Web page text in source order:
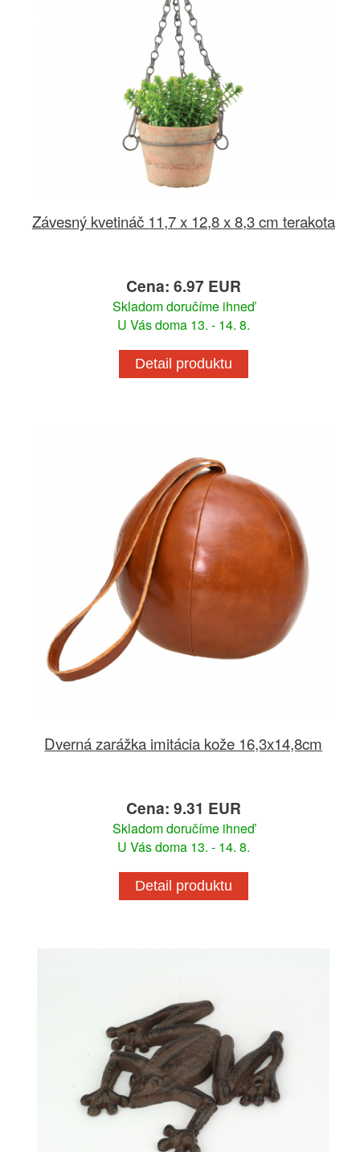
Závesný kvetináč 11,7 x 12,8 x 8,3 cm terakota
Cena: 6.97 EUR
Skladom doručíme ihneď
U Vás doma 13. - 14. 8.
Detail produktu
Dverná zarážka imitácia kože 16,3x14,8cm
Cena: 9.31 EUR
Skladom doručíme ihneď
U Vás doma 13. - 14. 8.
Detail produktu